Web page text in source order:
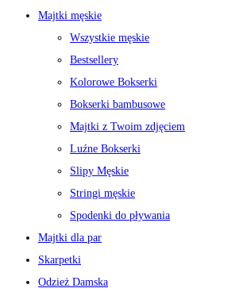
Majtki męskie
Wszystkie męskie
Bestsellery
Kolorowe Bokserki
Bokserki bambusowe
Majtki z Twoim zdjęciem
Luźne Bokserki
Slipy Męskie
Stringi męskie
Spodenki do pływania
Majtki dla par
Skarpetki
Odzież Damska